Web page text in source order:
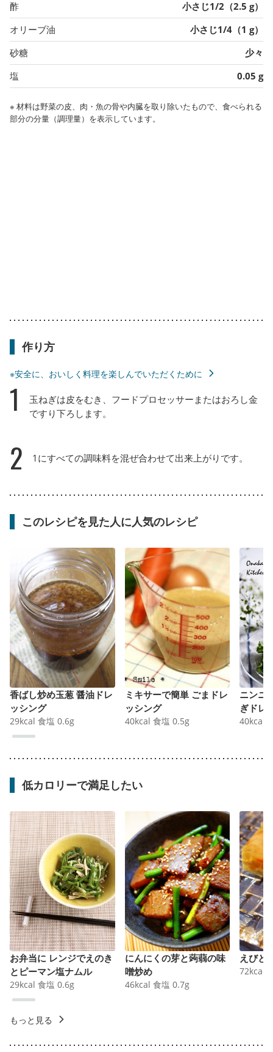
酢
小さじ1/2（2.5 g）
オリーブ油
小さじ1/4（1 g）
砂糖
少々
塩
0.05 g
※ 材料は野菜の皮、肉・魚の骨や内臓を取り除いたもので、食べられる
部分の分量（調理量）を表示しています。
作り方
※安全に、おいしく料理を楽しんでいただくために
1
玉ねぎは皮をむき、フードプロセッサーまたはおろし金
ですり下ろします。
2 1にすべての調味料を混ぜ合わせて出来上がりです。
このレシピを見た人に人気のレシピ
香ばし炒め玉葱 醤油ドレ
ッシング
29kcal 食塩 0.6g
ミキサーで簡単 ごまドレ
ッシング
40kcal 食塩 0.5g
ニンニ
ぎドレ
40kcal
低カロリーで満足したい
お弁当に レンジでえのき
とピーマン塩ナムル
29kcal 食塩 0.6g
にんにくの芽と蒟蒻の味
噌炒め
46kcal 食塩 0.7g
えびと
72kcal
もっと見る